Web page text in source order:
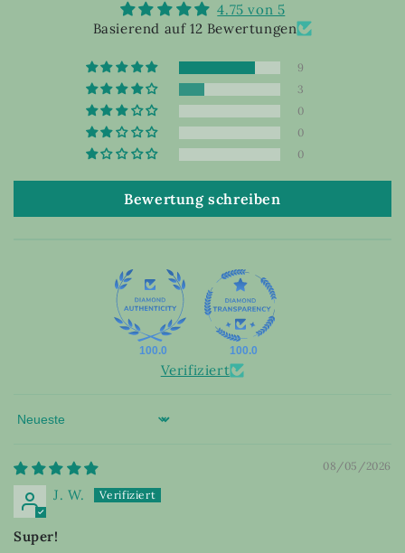
4.75 von 5
Basierend auf 12 Bewertungen
9
3
0
0
0
Bewertung schreiben
100.0 100.0
Verifiziert
Sort by
08/05/2026
J. W.
Super!